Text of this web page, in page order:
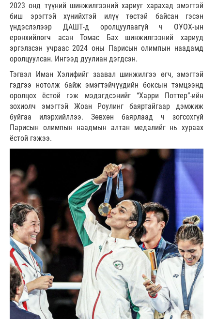
2023 онд түүний шинжилгээний хариуг харахад эмэгтэй
биш эрэгтэй хүнийхтэй илүү төстэй байсан гэсэн
үндэслэлээр ДАШТ-д оролцуулаагүй ч ОУОХ-ын
ерөнхийлөгч асан Томас Бах шинжилгээний хариуд
эргэлзсэн учраас 2024 оны Парисын олимпын наадамд
оролцуулсан. Ингээд дуулиан дэгдсэн.
Тэгвэл Иман Хэлифийг заавал шинжилгээ өгч, эмэгтэй
гэдгээ нотолж байж эмэгтэйчүүдийн боксын тэмцээнд
оролцох ёстой гэж мэдэгдсэнийг “Харри Поттер”-ийн
зохиолч эмэгтэй Жоан Роулинг баяртайгаар дэмжиж
буйгаа илэрхийллээ. Зөвхөн баярлаад ч зогсохгүй
Парисын олимпын наадмын алтан медалийг нь хураах
ёстой гэжээ.